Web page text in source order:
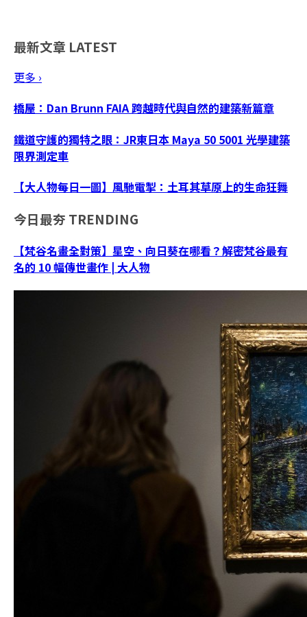
最新文章 LATEST
更多 ›
橋屋：Dan Brunn FAIA 跨越時代與自然的建築新篇章
鐵道守護的獨特之眼：JR東日本 Maya 50 5001 光學建築
限界測定車
【大人物每日一圖】風馳電掣：土耳其草原上的生命狂舞
今日最夯 TRENDING
【梵谷名畫全對策】星空、向日葵在哪看？解密梵谷最有
名的 10 幅傳世畫作 | 大人物